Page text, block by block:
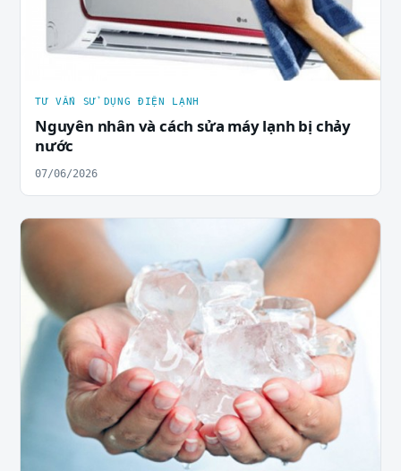
TƯ VẤN SỬ DỤNG ĐIỆN LẠNH
Nguyên nhân và cách sửa máy lạnh bị chảy
nước
07/06/2026